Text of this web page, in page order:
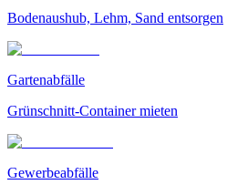
Bodenaushub, Lehm, Sand entsorgen
Gartenabfälle
Grünschnitt-Container mieten
Gewerbeabfälle